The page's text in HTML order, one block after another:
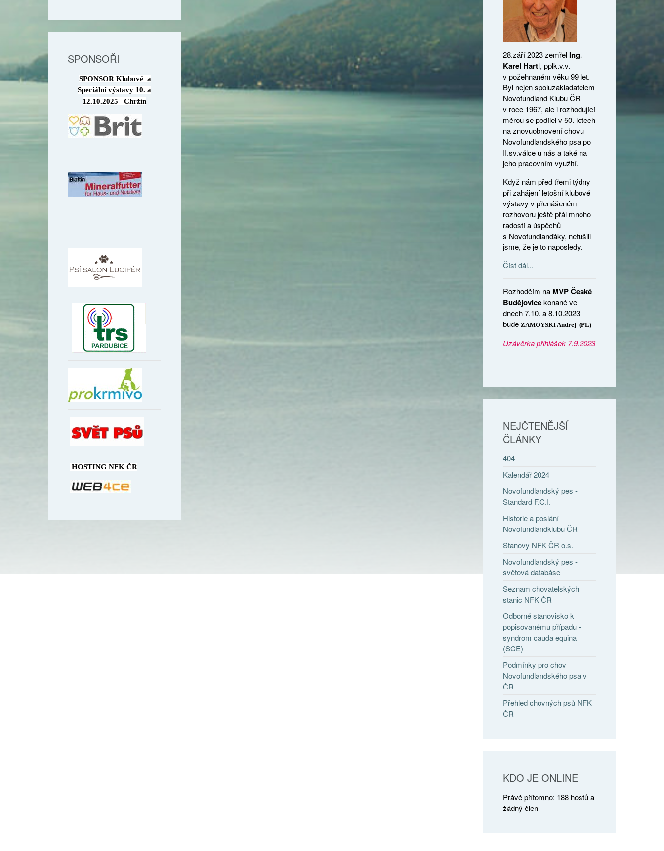
SPONSOŘI
SPONSOR Klubové a
Speciální výstavy 10. a
12.10.2025 Chržín
HOSTING NFK ČR
28.září 2023 zemřel Ing.
Karel Hartl, pplk.v.v.
v požehnaném věku 99 let.
Byl nejen spoluzakladatelem
Novofundland Klubu ČR
v roce 1967, ale i rozhodující
měrou se podílel v 50. letech
na znovuobnovení chovu
Novofundlandského psa po
II.sv.válce u nás a také na
jeho pracovním využití.
Když nám před třemi týdny
při zahájení letošní klubové
výstavy v přenášeném
rozhovoru ještě přál mnoho
radostí a úspěchů
s Novofundlanďáky, netušili
jsme, že je to naposledy.
Číst dál...
Rozhodčím na MVP České
Budějovicekonané ve
dnech 7.10. a 8.10.2023
bude ZAMOYSKI Andrej (PL)
Uzávěrka přihlášek 7.9.2023
NEJČTENĚJŠÍ
ČLÁNKY
404
Kalendář 2024
Novofundlandský pes -
Standard F.C.I.
Historie a poslání
Novofundlandklubu ČR
Stanovy NFK ČR o.s.
Novofundlandský pes -
světová databáse
Seznam chovatelských
stanic NFK ČR
Odborné stanovisko k
popisovanému případu -
syndrom cauda equina
(SCE)
Podmínky pro chov
Novofundlandského psa v
ČR
Přehled chovných psů NFK
ČR
KDO JE ONLINE
Právě přítomno: 188 hostů a
žádný člen